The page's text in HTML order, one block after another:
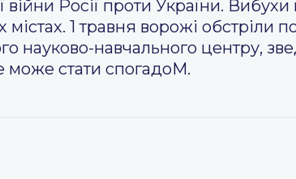
Росії проти України. Вибухи
містах. 1 травня ворожі
науково-навчального центру,
може стати спогадоM.